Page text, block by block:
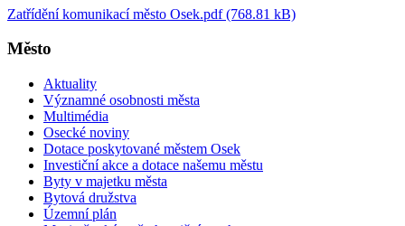
Zatřídění komunikací město Osek.pdf (768.81 kB)
Město
Aktuality
Významné osobnosti města
Multimédia
Osecké noviny
Dotace poskytované městem Osek
Investiční akce a dotace našemu městu
Byty v majetku města
Bytová družstva
Územní plán